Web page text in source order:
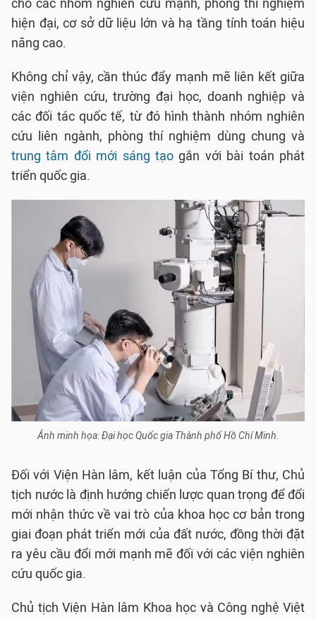
cho các nhóm nghiên cứu mạnh, phòng thí nghiệm
hiện đại, cơ sở dữ liệu lớn và hạ tầng tính toán hiệu
năng cao.
Không chỉ vậy, cần thúc đẩy mạnh mẽ liên kết giữa
viện nghiên cứu, trường đại học, doanh nghiệp và
các đối tác quốc tế, từ đó hình thành nhóm nghiên
cứu liên ngành, phòng thí nghiệm dùng chung và
trung tâm đổi mới sáng tạo gắn với bài toán phát
triển quốc gia.
Ảnh minh họa: Đại học Quốc gia Thành phố Hồ Chí Minh.
Đối với Viện Hàn lâm, kết luận của Tổng Bí thư, Chủ
tịch nước là định hướng chiến lược quan trọng để đổi
mới nhận thức về vai trò của khoa học cơ bản trong
giai đoạn phát triển mới của đất nước, đồng thời đặt
ra yêu cầu đổi mới mạnh mẽ đối với các viện nghiên
cứu quốc gia.
Chủ tịch Viện Hàn lâm Khoa học và Công nghệ Việt